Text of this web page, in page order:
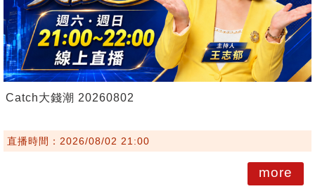
Catch大錢潮 20260802
直播時間：2026/08/02 21:00
more